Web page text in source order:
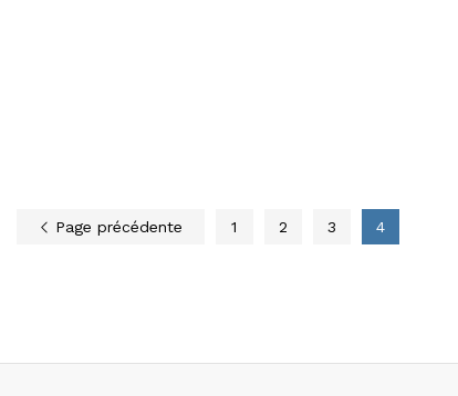
Page précédente 1 2 3 4